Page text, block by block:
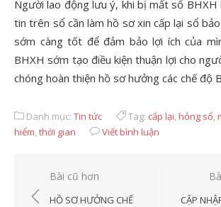
Người lao động lưu ý, khi bị mất sổ
tin trên sổ cần làm hồ sơ xin cấp lại sổ
sớm càng tốt để đảm bảo lợi ích của
BHXH sớm tạo điều kiện thuận lợi cho
chóng hoàn thiện hồ sơ hưởng các chế độ
Danh mục: Tin tức Tag: cấp lại hỏng sổ
hiểm thời gian Viết bình luận
Điều
hướng
Bài cũ hơn
HỒ SƠ HƯỞNG CHẾ
CẬP